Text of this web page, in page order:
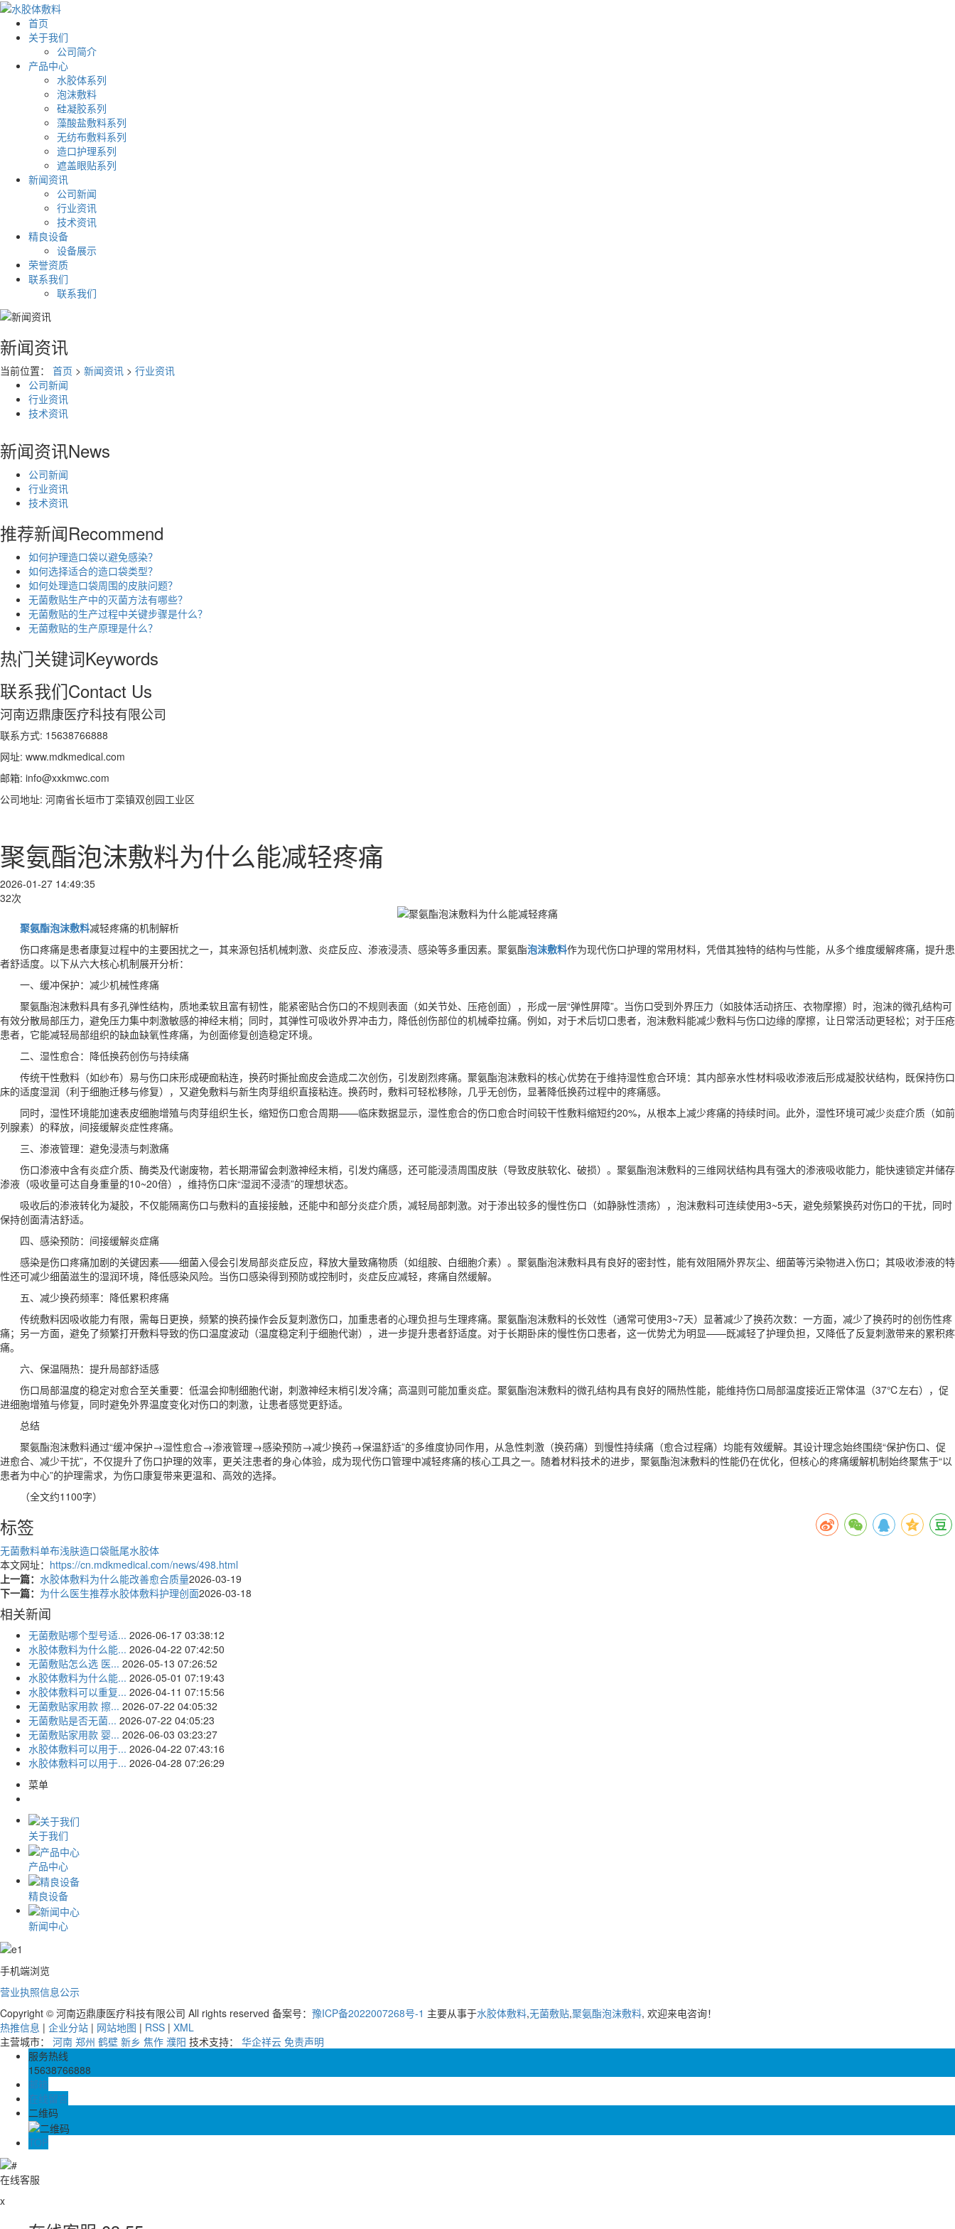
首页
关于我们
公司简介
产品中心
水胶体系列
泡沫敷料
硅凝胶系列
藻酸盐敷料系列
无纺布敷料系列
造口护理系列
遮盖眼贴系列
新闻资讯
公司新闻
行业资讯
技术资讯
精良设备
设备展示
荣誉资质
联系我们
联系我们
新闻资讯
当前位置： 首页 > 新闻资讯 > 行业资讯
公司新闻
行业资讯
技术资讯
新闻资讯News
公司新闻
行业资讯
技术资讯
推荐新闻Recommend
如何护理造口袋以避免感染？
如何选择适合的造口袋类型？
如何处理造口袋周围的皮肤问题？
无菌敷贴生产中的灭菌方法有哪些？
无菌敷贴的生产过程中关键步骤是什么？
无菌敷贴的生产原理是什么？
热门关键词Keywords
联系我们Contact Us
河南迈鼎康医疗科技有限公司
联系方式: 15638766888
网址: www.mdkmedical.com
邮箱: info@xxkmwc.com
公司地址: 河南省长垣市丁栾镇双创园工业区
聚氨酯泡沫敷料为什么能减轻疼痛
2026-01-27 14:49:35
32次
聚氨酯泡沫敷料减轻疼痛的机制解析
伤口疼痛是患者康复过程中的主要困扰之一，其来源包括机械刺激、炎症反应、渗液浸渍、感染等多重因素。聚氨酯泡沫敷料作为现代伤口护理的常用材料，凭借其独特的结构与性能，从多个维度缓解疼痛，提升患
者舒适度。以下从六大核心机制展开分析：
一、缓冲保护：减少机械性疼痛
聚氨酯泡沫敷料具有多孔弹性结构，质地柔软且富有韧性，能紧密贴合伤口的不规则表面（如关节处、压疮创面），形成一层“弹性屏障”。当伤口受到外界压力（如肢体活动挤压、衣物摩擦）时，泡沫的微孔结构可
有效分散局部压力，避免压力集中刺激敏感的神经末梢；同时，其弹性可吸收外界冲击力，降低创伤部位的机械牵拉痛。例如，对于术后切口患者，泡沫敷料能减少敷料与伤口边缘的摩擦，让日常活动更轻松；对于压疮
患者，它能减轻局部组织的缺血缺氧性疼痛，为创面修复创造稳定环境。
二、湿性愈合：降低换药创伤与持续痛
传统干性敷料（如纱布）易与伤口床形成硬痂粘连，换药时撕扯痂皮会造成二次创伤，引发剧烈疼痛。聚氨酯泡沫敷料的核心优势在于维持湿性愈合环境：其内部亲水性材料吸收渗液后形成凝胶状结构，既保持伤口
床的适度湿润（利于细胞迁移与修复），又避免敷料与新生肉芽组织直接粘连。换药时，敷料可轻松移除，几乎无创伤，显著降低换药过程中的疼痛感。
同时，湿性环境能加速表皮细胞增殖与肉芽组织生长，缩短伤口愈合周期——临床数据显示，湿性愈合的伤口愈合时间较干性敷料缩短约20%，从根本上减少疼痛的持续时间。此外，湿性环境可减少炎症介质（如前
列腺素）的释放，间接缓解炎症性疼痛。
三、渗液管理：避免浸渍与刺激痛
伤口渗液中含有炎症介质、酶类及代谢废物，若长期滞留会刺激神经末梢，引发灼痛感，还可能浸渍周围皮肤（导致皮肤软化、破损）。聚氨酯泡沫敷料的三维网状结构具有强大的渗液吸收能力，能快速锁定并储存
渗液（吸收量可达自身重量的10~20倍），维持伤口床“湿润不浸渍”的理想状态。
吸收后的渗液转化为凝胶，不仅能隔离伤口与敷料的直接接触，还能中和部分炎症介质，减轻局部刺激。对于渗出较多的慢性伤口（如静脉性溃疡），泡沫敷料可连续使用3~5天，避免频繁换药对伤口的干扰，同时
保持创面清洁舒适。
四、感染预防：间接缓解炎症痛
感染是伤口疼痛加剧的关键因素——细菌入侵会引发局部炎症反应，释放大量致痛物质（如组胺、白细胞介素）。聚氨酯泡沫敷料具有良好的密封性，能有效阻隔外界灰尘、细菌等污染物进入伤口；其吸收渗液的特
性还可减少细菌滋生的湿润环境，降低感染风险。当伤口感染得到预防或控制时，炎症反应减轻，疼痛自然缓解。
五、减少换药频率：降低累积疼痛
传统敷料因吸收能力有限，需每日更换，频繁的换药操作会反复刺激伤口，加重患者的心理负担与生理疼痛。聚氨酯泡沫敷料的长效性（通常可使用3~7天）显著减少了换药次数：一方面，减少了换药时的创伤性疼
痛；另一方面，避免了频繁打开敷料导致的伤口温度波动（温度稳定利于细胞代谢），进一步提升患者舒适度。对于长期卧床的慢性伤口患者，这一优势尤为明显——既减轻了护理负担，又降低了反复刺激带来的累积疼
痛。
六、保温隔热：提升局部舒适感
伤口局部温度的稳定对愈合至关重要：低温会抑制细胞代谢，刺激神经末梢引发冷痛；高温则可能加重炎症。聚氨酯泡沫敷料的微孔结构具有良好的隔热性能，能维持伤口局部温度接近正常体温（37℃左右），促
进细胞增殖与修复，同时避免外界温度变化对伤口的刺激，让患者感觉更舒适。
总结
聚氨酯泡沫敷料通过“缓冲保护→湿性愈合→渗液管理→感染预防→减少换药→保温舒适”的多维度协同作用，从急性刺激（换药痛）到慢性持续痛（愈合过程痛）均能有效缓解。其设计理念始终围绕“保护伤口、促
进愈合、减少干扰”，不仅提升了伤口护理的效率，更关注患者的身心体验，成为现代伤口管理中减轻疼痛的核心工具之一。随着材料技术的进步，聚氨酯泡沫敷料的性能仍在优化，但核心的疼痛缓解机制始终聚焦于“以
患者为中心”的护理需求，为伤口康复带来更温和、高效的选择。
（全文约1100字）
标签
无菌敷料单布浅肤造口袋骶尾水胶体
本文网址： https://cn.mdkmedical.com/news/498.html
上一篇： 水胶体敷料为什么能改善愈合质量2026-03-19
下一篇： 为什么医生推荐水胶体敷料护理创面2026-03-18
相关新闻
无菌敷贴哪个型号适... 2026-06-17 03:38:12
水胶体敷料为什么能... 2026-04-22 07:42:50
无菌敷贴怎么选 医... 2026-05-13 07:26:52
水胶体敷料为什么能... 2026-05-01 07:19:43
水胶体敷料可以重复... 2026-04-11 07:15:56
无菌敷贴家用款 擦... 2026-07-22 04:05:32
无菌敷贴是否无菌... 2026-07-22 04:05:23
无菌敷贴家用款 婴... 2026-06-03 03:23:27
水胶体敷料可以用于... 2026-04-22 07:43:16
水胶体敷料可以用于... 2026-04-28 07:26:29
菜单
关于我们
产品中心
精良设备
新闻中心
手机端浏览
营业执照信息公示
Copyright © 河南迈鼎康医疗科技有限公司 All rights reserved 备案号： 豫ICP备2022007268号-1 主要从事于水胶体敷料,无菌敷贴,聚氨酯泡沫敷料, 欢迎来电咨询！
热推信息 | 企业分站 | 网站地图 | RSS | XML
主营城市： 河南 郑州 鹤壁 新乡 焦作 濮阳 技术支持： 华企祥云 免责声明
服务热线
15638766888
邮箱
在线留言
二维码
TOP
在线客服
x